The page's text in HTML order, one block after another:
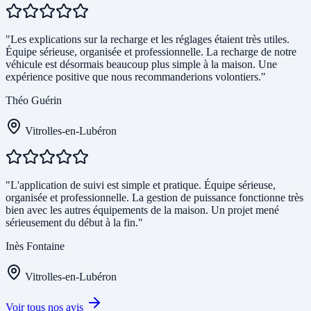
"Les explications sur la recharge et les réglages étaient très utiles.
Équipe sérieuse, organisée et professionnelle. La recharge de notre
véhicule est désormais beaucoup plus simple à la maison. Une
expérience positive que nous recommanderions volontiers."
Théo Guérin
Vitrolles-en-Lubéron
"L'application de suivi est simple et pratique. Équipe sérieuse,
organisée et professionnelle. La gestion de puissance fonctionne très
bien avec les autres équipements de la maison. Un projet mené
sérieusement du début à la fin."
Inès Fontaine
Vitrolles-en-Lubéron
Voir tous nos avis